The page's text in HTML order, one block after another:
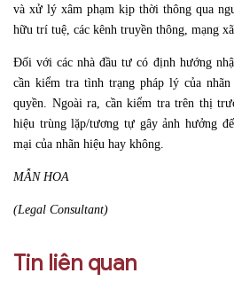
và xử lý xâm phạm kịp thời thông qua
hữu trí tuệ, các kênh truyền thông, mạng
Đối với các nhà đầu tư có định hướng
cần kiểm tra tình trạng pháp lý của
quyền. Ngoài ra, cần kiểm tra trên thị
hiệu trùng lặp/tương tự gây ảnh hưởng
mại của nhãn hiệu hay không.
MẪN HOA
(Legal Consultant)
Tin liên quan